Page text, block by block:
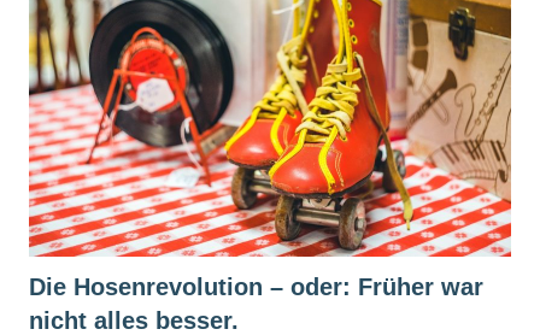
Die Hosenrevolution – oder: Früher war
nicht alles besser.